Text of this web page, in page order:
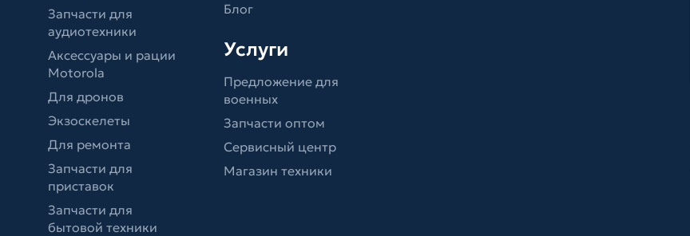
Запчасти для
аудиотехники
Аксессуары и рации
Motorola
Для дронов
Экзоскелеты
Для ремонта
Запчасти для
приставок
Запчасти для
бытовой техники
Блог
Услуги
Предложение для
военных
Запчасти оптом
Сервисный центр
Магазин техники